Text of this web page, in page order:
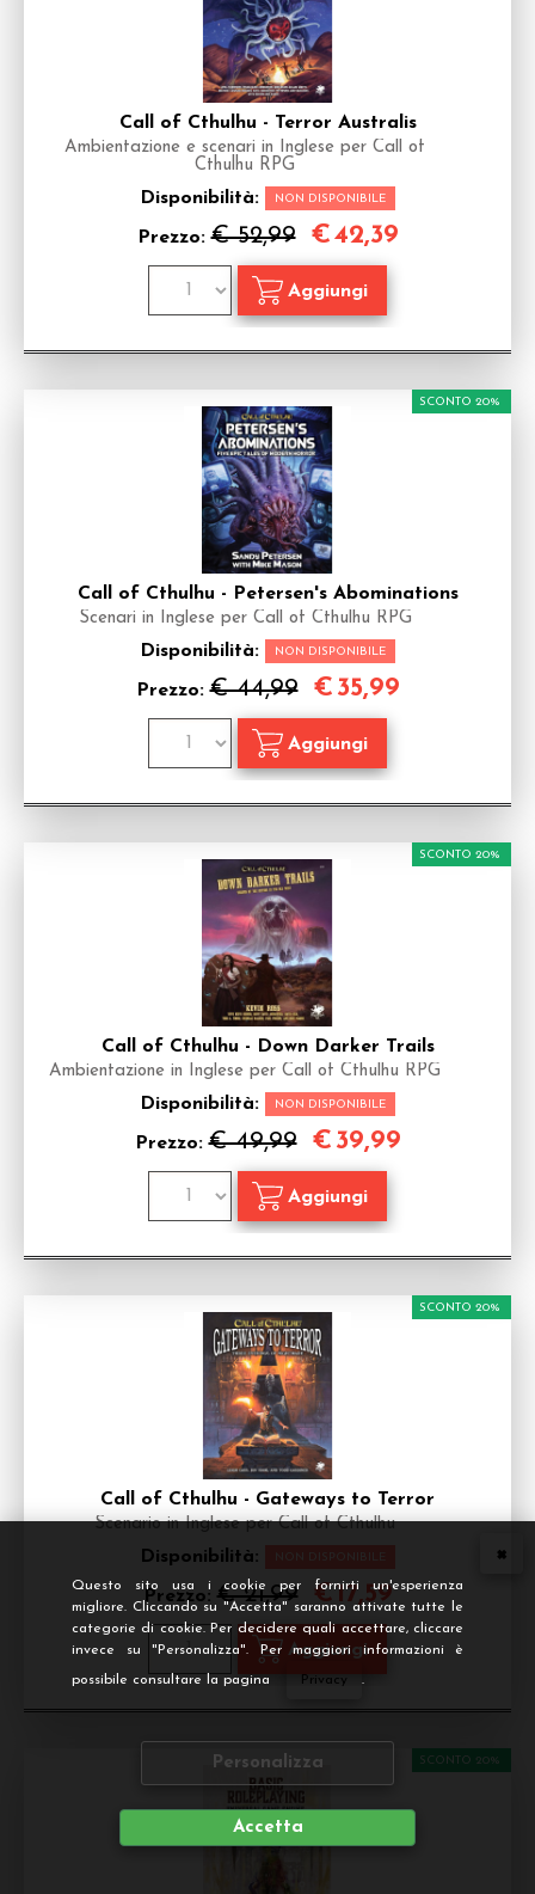
Questo sito usa i cookie per fornirti un'esperienza
migliore. Cliccando su "Accetta" saranno attivate tutte le
categorie di cookie. Per decidere quali accettare, cliccare
invece su "Personalizza". Per maggiori informazioni è
possibile consultare la pagina Privacy .
Personalizza
Accetta
Call of Cthulhu - Terror Australis
Ambientazione e scenari in Inglese per Call of
Cthulhu RPG
Disponibilità: NON DISPONIBILE
Prezzo:€ 52,99 €42,39
Call of Cthulhu - Petersen's Abominations
Scenari in Inglese per Call of Cthulhu RPG
Disponibilità: NON DISPONIBILE
Prezzo:€ 44,99
SCONTO 20%
€ 35,99
Call of Cthulhu - Down Darker Trails
Ambientazione in Inglese per Call of Cthulhu RPG
Disponibilità: NON DISPONIBILE
Prezzo:€ 49,99
SCONTO 20%
€ 39,99
Call of Cthulhu - Gateways to Terror
Scenario in Inglese per Call of Cthulhu
Disponibilità:
Prezzo: € 21,99
SCONTO 20%
€17,59
SCONTO 20%